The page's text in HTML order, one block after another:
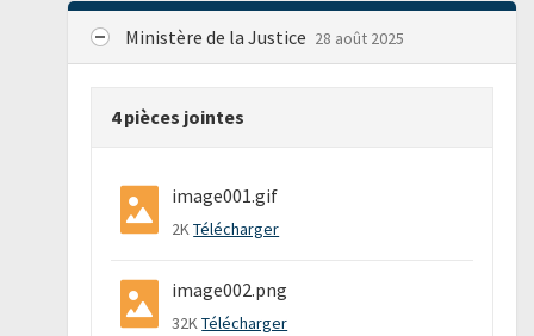
Ministère de la Justice 28 août 2025
4 pièces jointes
image001.gif
2KTélécharger
image002.png
32KTélécharger